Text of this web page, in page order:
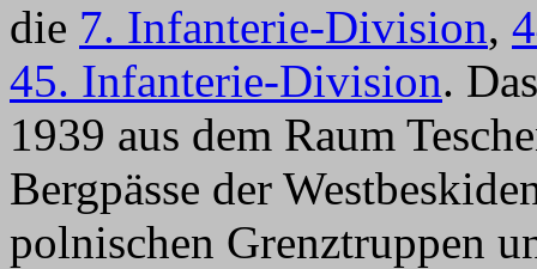
die 7. Infanterie-Division,
45. Infanterie-Division.
1939 aus dem Raum
Bergpässe der
polnischen Grenztruppen